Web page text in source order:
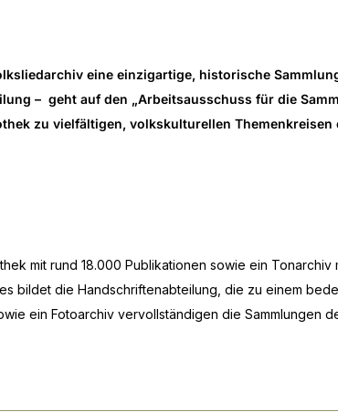
eine einzigartige, historische
– geht auf den „Arbeitsausschuss für die
zu vielfältigen, volkskulturellen
mit rund 18.000 Publikationen sowie ein
bildet die Handschriftenabteilung, die zu einem
ein Fotoarchiv vervollständigen die Sammlungen